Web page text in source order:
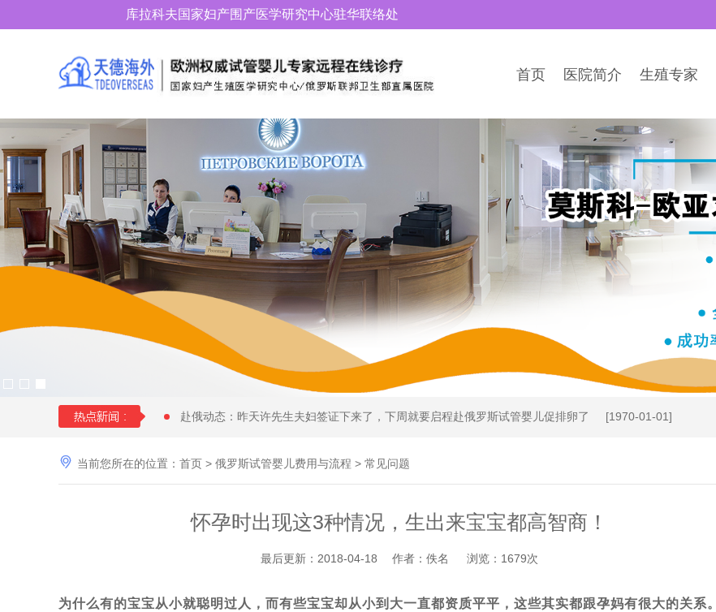
库拉科夫国家妇产围产医学研究中心驻华联络处
首页 医院简介 生殖专家
赴俄动态：昨天许先生夫妇签证下来了，下周就要启程赴俄罗斯试管婴儿促排卵了
[1970-01-01]
28 岁俄罗斯姑娘与57 岁的土耳其富商在格鲁吉亚代怀生育4个孩子
快要分娩了，马上8个月，俄罗斯试管婴儿机构开始为黄女士找保姆了
[2024-08-11]
孩子快6个月了，第一次真实看到了宝宝，中国的”父母很激动
[2024-05-31]
 当前您所在的位置： 首页 > 俄罗斯试管婴儿费用与流程 > 常见问题
怀孕时出现这3种情况，生出来宝宝都高智商！
最后更新：2018-04-18 作者：佚名 浏览：1679次
为什么有的宝宝从小就聪明过人，而有些宝宝却从小到大一直都资质平平，这些其实都跟孕妈有很大的关系。